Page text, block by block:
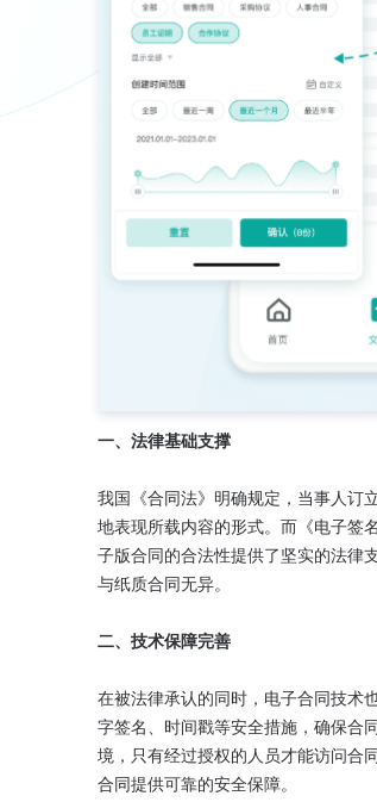
一、法律基础支撑
我国《合同法》明确规定，当事人订
地表现所载内容的形式。而《电子签
子版合同的合法性提供了坚实的法律
与纸质合同无异。
二、技术保障完善
在被法律承认的同时，电子合同技术
字签名、时间戳等安全措施，确保合
境，只有经过授权的人员才能访问合
合同提供可靠的安全保障。